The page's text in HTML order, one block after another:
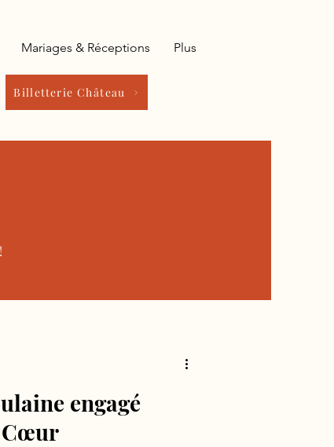
Billetterie Château
Mariages & Réceptions Plus
engagé
Cœur